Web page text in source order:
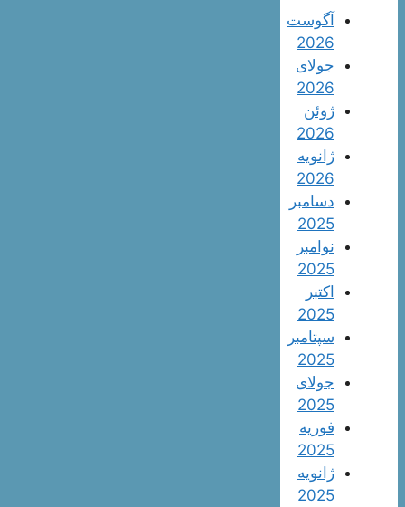
آگوست
2026
جولای
2026
ژوئن
2026
ژانویه
2026
دسامبر
2025
نوامبر
2025
اکتبر
2025
سپتامبر
2025
جولای
2025
فوریه
2025
ژانویه
2025